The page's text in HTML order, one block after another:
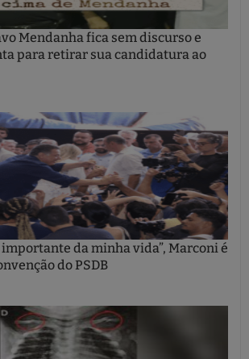
Mendanha fica sem discurso e
para retirar sua candidatura ao
importante da minha vida”, Marconi é
do PSDB